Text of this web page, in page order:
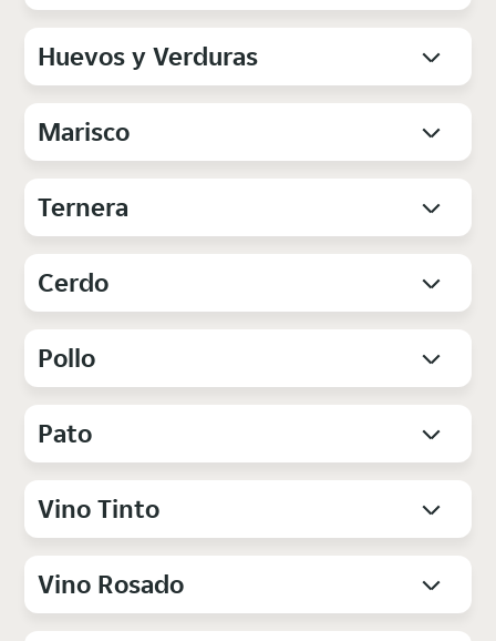
Huevos y Verduras
Marisco
Ternera
Cerdo
Pollo
Pato
Vino Tinto
Vino Rosado